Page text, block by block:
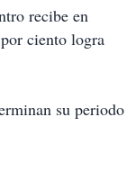
recibe en
ciento logra
su periodo